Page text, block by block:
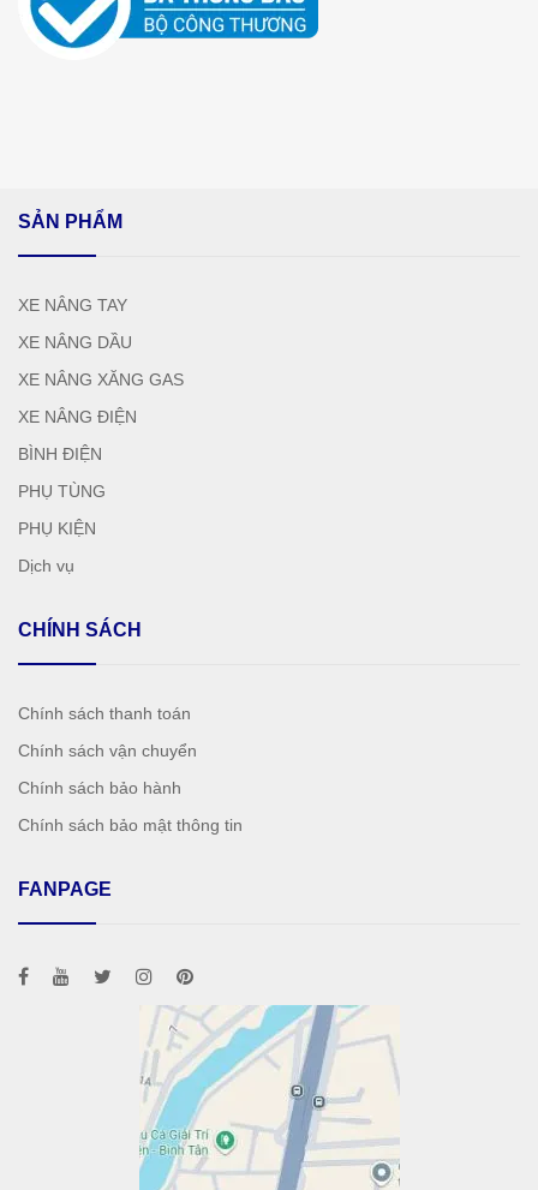
SẢN PHẨM
XE NÂNG TAY
XE NÂNG DẦU
XE NÂNG XĂNG GAS
XE NÂNG ĐIỆN
BÌNH ĐIỆN
PHỤ TÙNG
PHỤ KIỆN
Dịch vụ
CHÍNH SÁCH
Chính sách thanh toán
Chính sách vận chuyển
Chính sách bảo hành
Chính sách bảo mật thông tin
FANPAGE